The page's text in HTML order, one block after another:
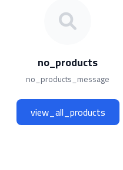
no_products
no_products_message
view_all_products